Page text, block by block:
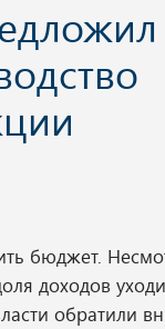
бюджет.
доходов
обратили